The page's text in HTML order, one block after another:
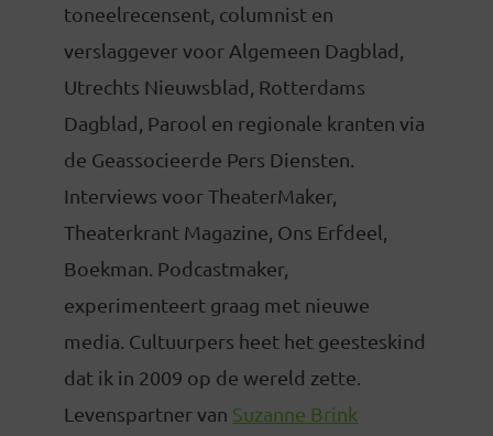
toneelrecensent, columnist en
verslaggever voor Algemeen Dagblad,
Utrechts Nieuwsblad, Rotterdams
Dagblad, Parool en regionale kranten via
de Geassocieerde Pers Diensten.
Interviews voor TheaterMaker,
Theaterkrant Magazine, Ons Erfdeel,
Boekman. Podcastmaker,
experimenteert graag met nieuwe
media. Cultuurpers heet het geesteskind
dat ik in 2009 op de wereld zette.
Levenspartner van Suzanne Brink